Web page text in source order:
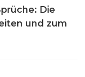
Die
und zum